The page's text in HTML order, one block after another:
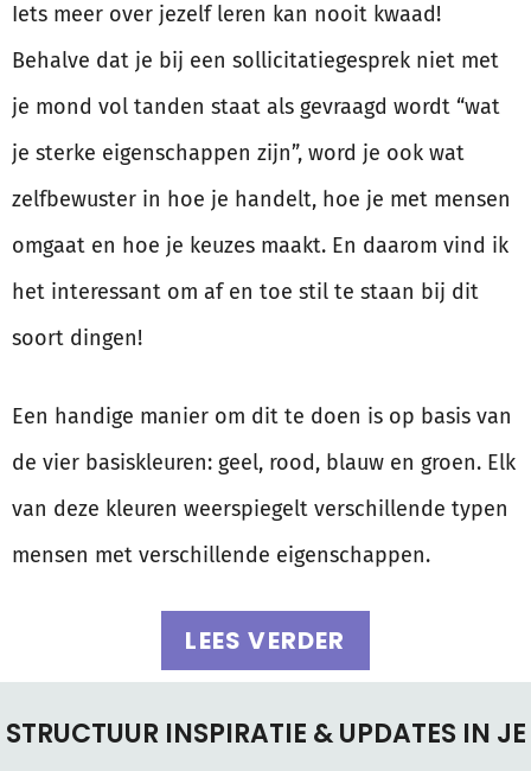
Iets meer over jezelf leren kan nooit kwaad!
Behalve dat je bij een sollicitatiegesprek niet met
je mond vol tanden staat als gevraagd wordt “wat
je sterke eigenschappen zijn”, word je ook wat
zelfbewuster in hoe je handelt, hoe je met mensen
omgaat en hoe je keuzes maakt. En daarom vind ik
het interessant om af en toe stil te staan bij dit
soort dingen!
Een handige manier om dit te doen is op basis van
de vier basiskleuren: geel, rood, blauw en groen. Elk
van deze kleuren weerspiegelt verschillende typen
mensen met verschillende eigenschappen.
LEES VERDER
STRUCTUUR INSPIRATIE & UPDATES IN JE